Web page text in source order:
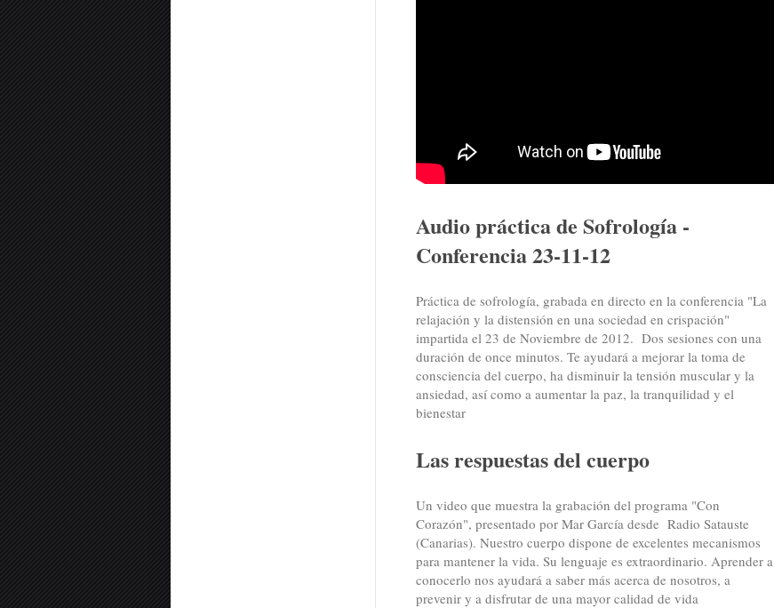
Audio práctica de Sofrología -
Conferencia 23-11-12
Práctica de sofrología, grabada en directo en la conferencia "La
relajación y la distensión en una sociedad en crispación"
impartida el 23 de Noviembre de 2012. Dos sesiones con una
duración de once minutos. Te ayudará a mejorar la toma de
consciencia del cuerpo, ha disminuir la tensión muscular y la
ansiedad, así como a aumentar la paz, la tranquilidad y el
bienestar
Las respuestas del cuerpo
Un video que muestra la grabación del programa "Con
Corazón", presentado por Mar García desde Radio Satauste
(Canarias). Nuestro cuerpo dispone de excelentes mecanismos
para mantener la vida. Su lenguaje es extraordinario. Aprender a
conocerlo nos ayudará a saber más acerca de nosotros, a
prevenir y a disfrutar de una mayor calidad de vida